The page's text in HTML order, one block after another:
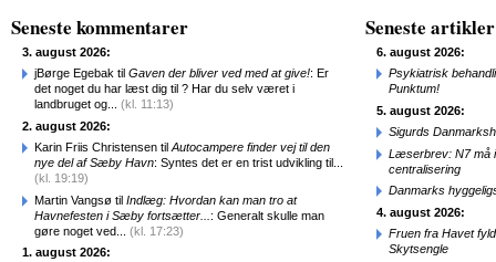
Seneste kommentarer
3. august 2026:
jBørge Egebak til Gaven der bliver ved med at give!: Er
det noget du har læst dig til ? Har du selv været i
landbruget og... (kl. 11:13)
2. august 2026:
Karin Friis Christensen til Autocampere finder vej til den
nye del af Sæby Havn: Syntes det er en trist udvikling til...
(kl. 19:19)
Martin Vangsø til Indlæg: Hvordan kan man tro at
Havnefesten i Sæby fortsætter... : Generalt skulle man
gøre noget ved... (kl. 17:23)
1. august 2026:
Seneste artikler
6. august 2026:
Psykiatrisk
Punktum!
5. august 2026:
Sigurds
Læserbrev: N7 må
centralisering
Danmarks
4. august 2026:
Fruen fra Havet
Skytsengle